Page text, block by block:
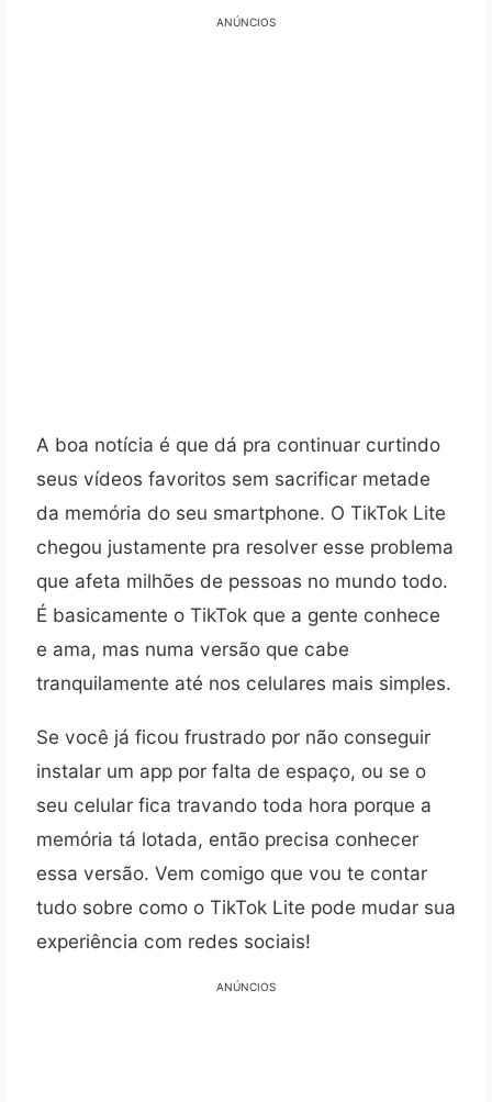
ANÚNCIOS
A boa notícia é que dá pra continuar curtindo
seus vídeos favoritos sem sacrificar metade
da memória do seu smartphone. O TikTok Lite
chegou justamente pra resolver esse problema
que afeta milhões de pessoas no mundo todo.
É basicamente o TikTok que a gente conhece
e ama, mas numa versão que cabe
tranquilamente até nos celulares mais simples.
Se você já ficou frustrado por não conseguir
instalar um app por falta de espaço, ou se o
seu celular fica travando toda hora porque a
memória tá lotada, então precisa conhecer
essa versão. Vem comigo que vou te contar
tudo sobre como o TikTok Lite pode mudar sua
experiência com redes sociais!
ANÚNCIOS